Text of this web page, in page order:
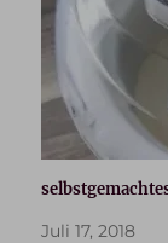
Juli 17, 2018